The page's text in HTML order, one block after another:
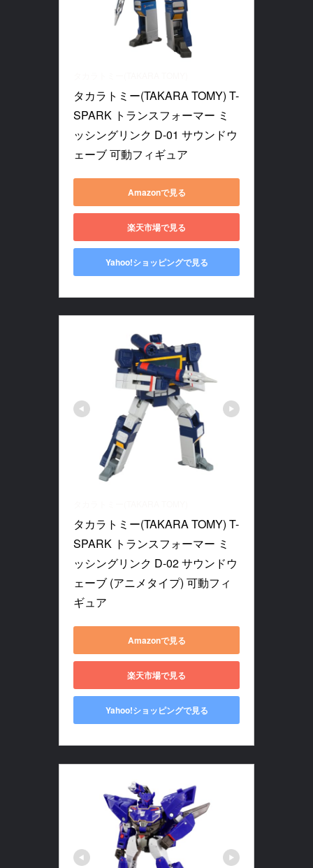
タカラトミー(TAKARA TOMY) T-
SPARK トランスフォーマー ミ
ッシングリンク D-01 サウンドウ
ェーブ 可動フィギュア
Amazonで見る
楽天市場で見る
Yahoo!ショッピングで見る
タカラトミー(TAKARA TOMY) T-
SPARK トランスフォーマー ミ
ッシングリンク D-02 サウンドウ
ェーブ (アニメタイプ) 可動フィ
ギュア
Amazonで見る
楽天市場で見る
Yahoo!ショッピングで見る